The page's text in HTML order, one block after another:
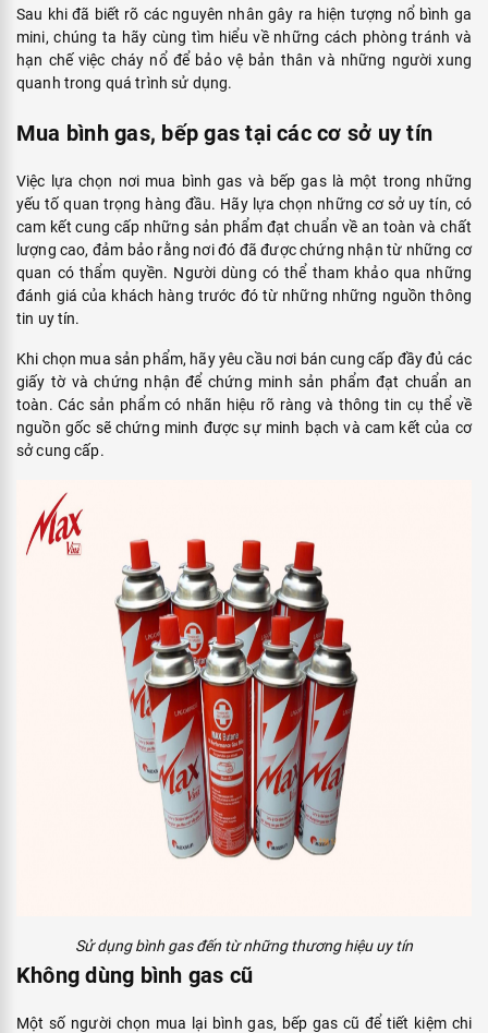
Sau khi đã biết rõ các nguyên nhân gây ra hiện tượng nổ bình ga
mini, chúng ta hãy cùng tìm hiểu về những cách phòng tránh và
hạn chế việc cháy nổ để bảo vệ bản thân và những người xung
quanh trong quá trình sử dụng.
Mua bình gas, bếp gas tại các cơ sở uy tín
Việc lựa chọn nơi mua bình gas và bếp gas là một trong những
yếu tố quan trọng hàng đầu. Hãy lựa chọn những cơ sở uy tín, có
cam kết cung cấp những sản phẩm đạt chuẩn về an toàn và chất
lượng cao, đảm bảo rằng nơi đó đã được chứng nhận từ những cơ
quan có thẩm quyền. Người dùng có thể tham khảo qua những
đánh giá của khách hàng trước đó từ những những nguồn thông
tin uy tín.
Khi chọn mua sản phẩm, hãy yêu cầu nơi bán cung cấp đầy đủ các
giấy tờ và chứng nhận để chứng minh sản phẩm đạt chuẩn an
toàn. Các sản phẩm có nhãn hiệu rõ ràng và thông tin cụ thể về
nguồn gốc sẽ chứng minh được sự minh bạch và cam kết của cơ
sở cung cấp.
Sử dụng bình gas đến từ những thương hiệu uy tín
Không dùng bình gas cũ
Một số người chọn mua lại bình gas, bếp gas cũ để tiết kiệm chi